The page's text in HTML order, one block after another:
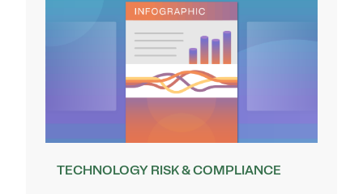
TECHNOLOGY RISK & COMPLIANCE